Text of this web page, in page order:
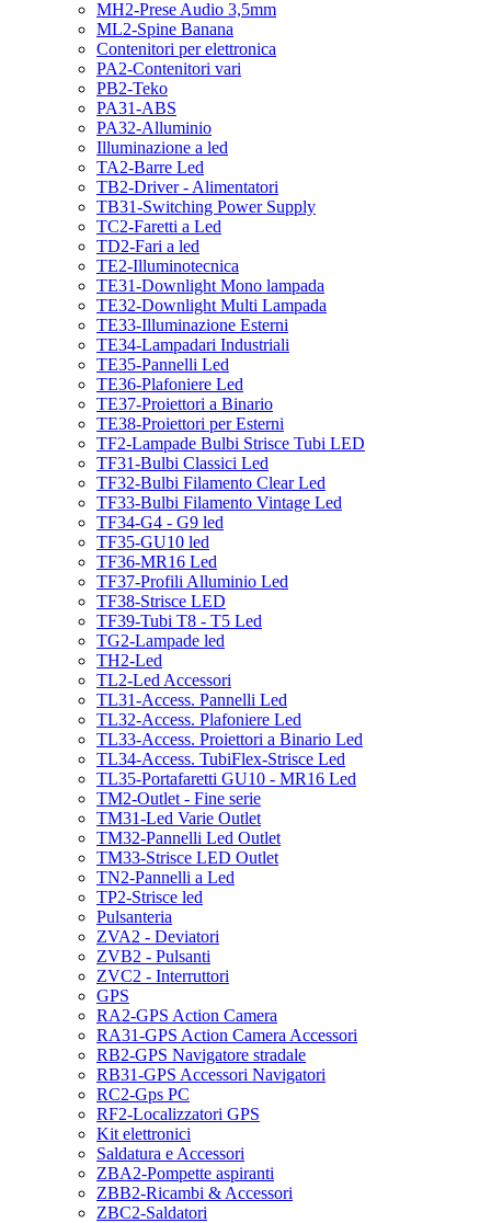
MH2-Prese Audio 3,5mm
ML2-Spine Banana
Contenitori per elettronica
PA2-Contenitori vari
PB2-Teko
PA31-ABS
PA32-Alluminio
Illuminazione a led
TA2-Barre Led
TB2-Driver - Alimentatori
TB31-Switching Power Supply
TC2-Faretti a Led
TD2-Fari a led
TE2-Illuminotecnica
TE31-Downlight Mono lampada
TE32-Downlight Multi Lampada
TE33-Illuminazione Esterni
TE34-Lampadari Industriali
TE35-Pannelli Led
TE36-Plafoniere Led
TE37-Proiettori a Binario
TE38-Proiettori per Esterni
TF2-Lampade Bulbi Strisce Tubi LED
TF31-Bulbi Classici Led
TF32-Bulbi Filamento Clear Led
TF33-Bulbi Filamento Vintage Led
TF34-G4 - G9 led
TF35-GU10 led
TF36-MR16 Led
TF37-Profili Alluminio Led
TF38-Strisce LED
TF39-Tubi T8 - T5 Led
TG2-Lampade led
TH2-Led
TL2-Led Accessori
TL31-Access. Pannelli Led
TL32-Access. Plafoniere Led
TL33-Access. Proiettori a Binario Led
TL34-Access. TubiFlex-Strisce Led
TL35-Portafaretti GU10 - MR16 Led
TM2-Outlet - Fine serie
TM31-Led Varie Outlet
TM32-Pannelli Led Outlet
TM33-Strisce LED Outlet
TN2-Pannelli a Led
TP2-Strisce led
Pulsanteria
ZVA2 - Deviatori
ZVB2 - Pulsanti
ZVC2 - Interruttori
GPS
RA2-GPS Action Camera
RA31-GPS Action Camera Accessori
RB2-GPS Navigatore stradale
RB31-GPS Accessori Navigatori
RC2-Gps PC
RF2-Localizzatori GPS
Kit elettronici
Saldatura e Accessori
ZBA2-Pompette aspiranti
ZBB2-Ricambi & Accessori
ZBC2-Saldatori